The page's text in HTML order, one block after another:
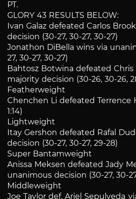
PT.
GLORY 43 RESULTS BELOW:
Ivan Galaz defeated Carlos
decision (30-27, 30-27, 30-27)
Jonathon DiBella wins via
27, 30-27, 30-27)
Bahtosz Botwina defeated Chris
majority decision (30-26, 30-26,
Featherweight
Chenchen Li defeated Terrence
1:14)
Lightweight
Itay Gershon defeated Rafal
decision (30-27, 30-27, 29-28)
Super Bantamweight
Anissa Meksen defeated Jady
unanimous decision (30-27, 30-
Middleweight
Joe Taylor def. Ariel Sepulveda